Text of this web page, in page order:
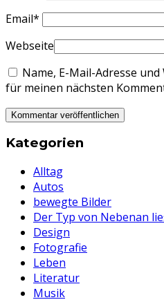
Email*
Webseite
Name, E-Mail-Adresse
für meinen nächsten
Kategorien
Alltag
Autos
bewegte Bilder
Der Typ von Nebenan
Design
Fotografie
Leben
Literatur
Musik